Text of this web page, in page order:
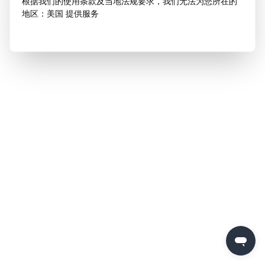
地区：美国 提供服务